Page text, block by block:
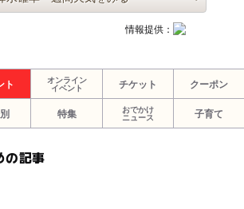
情報提供：
ト
オンライン
イベント
チケット クーポン
特集
おでかけ
ニュース
子育て
の記事